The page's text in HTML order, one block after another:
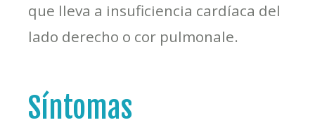
que lleva a insuficiencia cardíaca del
lado derecho o cor pulmonale.
Síntomas